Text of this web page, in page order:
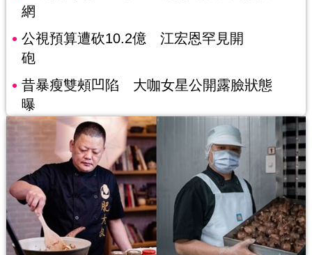
網
公視預算遭砍10.2億 江宏恩罕見開
砲
昔暴瘦雙頰凹陷 大咖女星公開露臉狀態
曝